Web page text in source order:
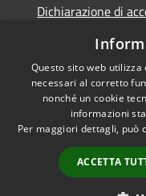
Dichiarazione di
Obiettivi di
Accessibilità
Questo sito web
necessari al corretto
nonché un cookie
informazioni
Per maggiori dettagli, può
ACCETTA